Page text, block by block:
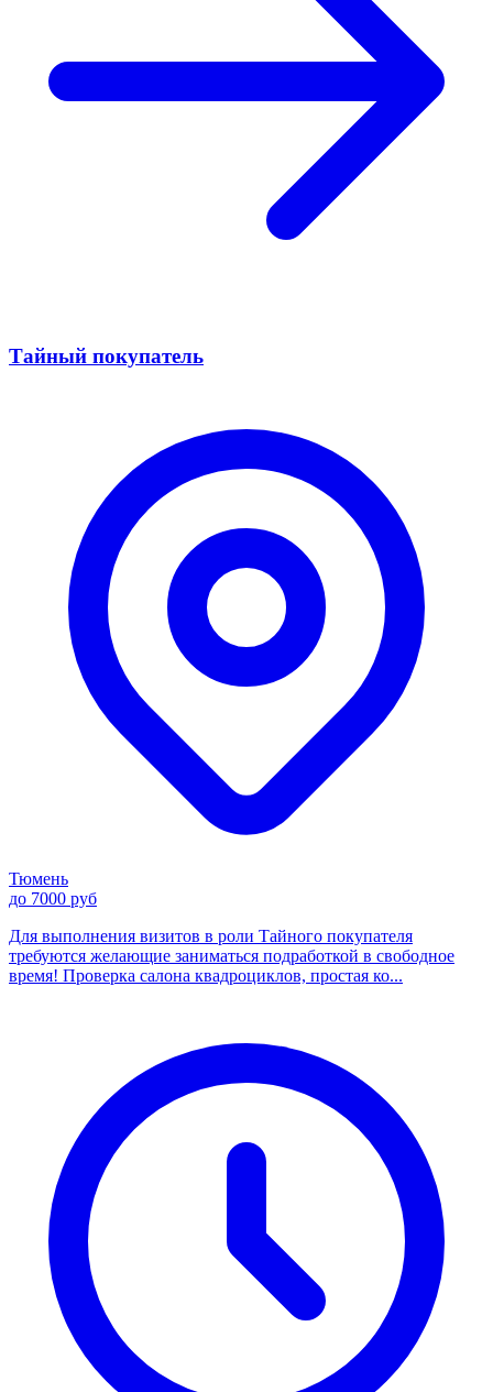
Тайный покупатель
Тюмень
до 7000 руб
Для выполнения визитов в роли Тайного покупателя
требуются желающие заниматься подработкой в свободное
время! Проверка салона квадроциклов, простая ко...